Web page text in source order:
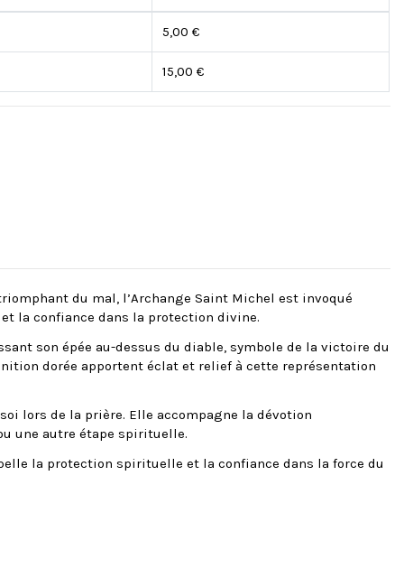
5,00 €
15,00 €
du mal, l’Archange Saint Michel est invoqué
la confiance dans la protection divine.
son épée au-dessus du diable, symbole de la victoire du
dorée apportent éclat et relief à cette représentation
lors de la prière. Elle accompagne la dévotion
une autre étape spirituelle.
la protection spirituelle et la confiance dans la force du